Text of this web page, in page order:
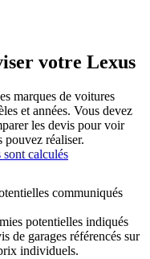
votre Lexus
marques de voitures
et années. Vous devez
les devis pour voir
pouvez réaliser.
calculés
communiqués
potentielles indiqués
de garages référencés sur
individuels.